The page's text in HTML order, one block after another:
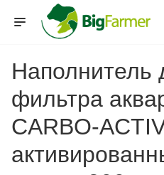
Наполнитель
фильтра
CARBO-